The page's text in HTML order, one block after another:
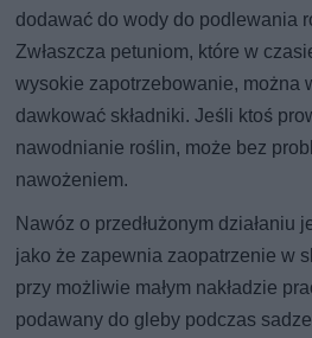
dodawać do wody do podlewania
Zwłaszcza petuniom, które w
wysokie zapotrzebowanie, można
dawkować składniki. Jeśli ktoś
nawodnianie roślin, może bez
nawożeniem.
Nawóz o przedłużonym działaniu
jako że zapewnia zaopatrzenie w
przy możliwie małym nakładzie
podawany do gleby podczas